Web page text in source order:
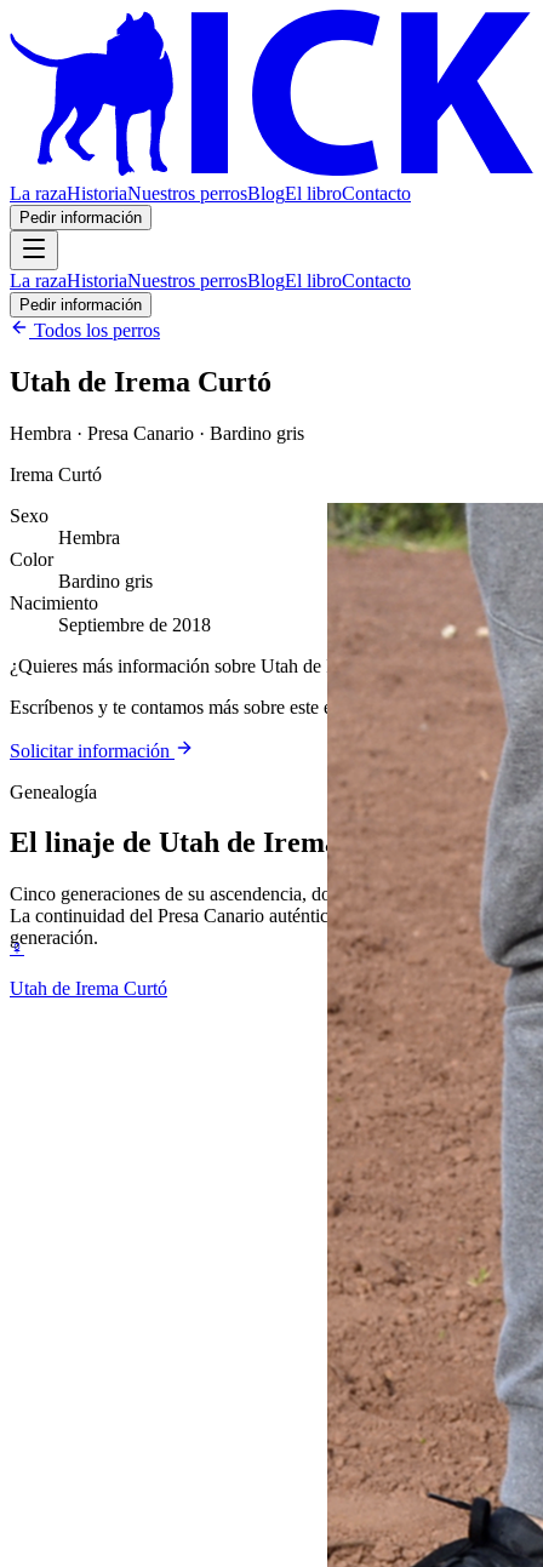
La razaHistoriaNuestros perrosBlogEl libroContacto
Pedir información
La razaHistoriaNuestros perrosBlogEl libroContacto
Pedir información
Todos los perros
Utah de Irema Curtó
Hembra · Presa Canario · Bardino gris
Irema Curtó
Sexo
Hembra
Color
Bardino gris
Nacimiento
Septiembre de 2018
¿Quieres más información sobre Utah de Irema Curtó?
Escríbenos y te contamos más sobre este ejemplar y nuestra cría.
Solicitar información
Genealogía
El linaje de Utah de Irema Curtó
Cinco generaciones de su ascendencia, documentada y verificable.
La continuidad del Presa Canario auténtico, generación tras
generación.
♀
Utah de Irema Curtó
♂ desconocido